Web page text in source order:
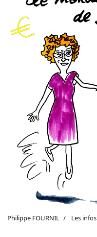
Philippe FOURNIL Les infos